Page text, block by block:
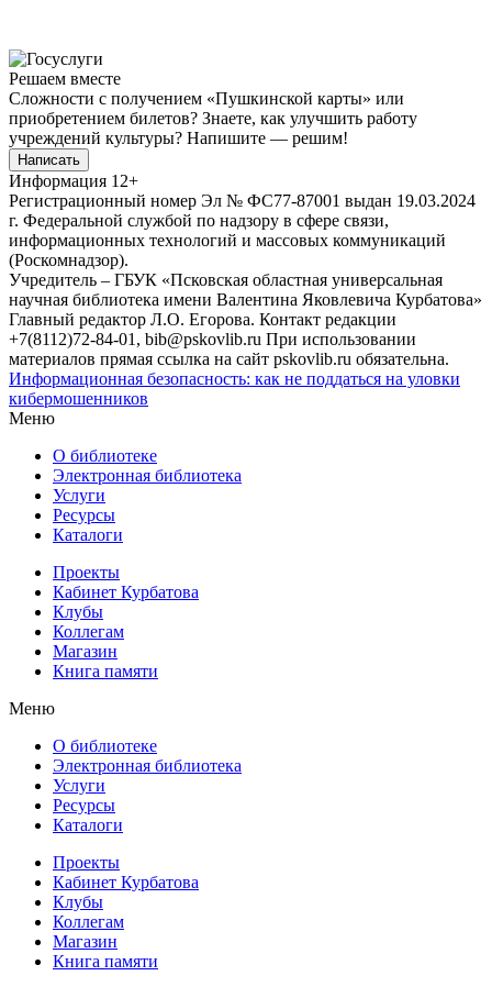
Решаем вместе
Сложности с получением «Пушкинской карты» или
приобретением билетов? Знаете, как улучшить работу
учреждений культуры? Напишите — решим!
Написать
Информация 12+
Регистрационный номер Эл № ФС77-87001 выдан 19.03.2024
г. Федеральной службой по надзору в сфере связи,
информационных технологий и массовых коммуникаций
(Роскомнадзор).
Учредитель – ГБУК «Псковская областная универсальная
научная библиотека имени Валентина Яковлевича Курбатова»
Главный редактор Л.О. Егорова. Контакт редакции
+7(8112)72-84-01, bib@pskovlib.ru При использовании
материалов прямая ссылка на сайт pskovlib.ru обязательна.
Информационная безопасность: как не поддаться на уловки
кибермошенников
Меню
О библиотеке
Электронная библиотека
Услуги
Ресурсы
Каталоги
Проекты
Кабинет Курбатова
Клубы
Коллегам
Магазин
Книга памяти
Меню
О библиотеке
Электронная библиотека
Услуги
Ресурсы
Каталоги
Проекты
Кабинет Курбатова
Клубы
Коллегам
Магазин
Книга памяти